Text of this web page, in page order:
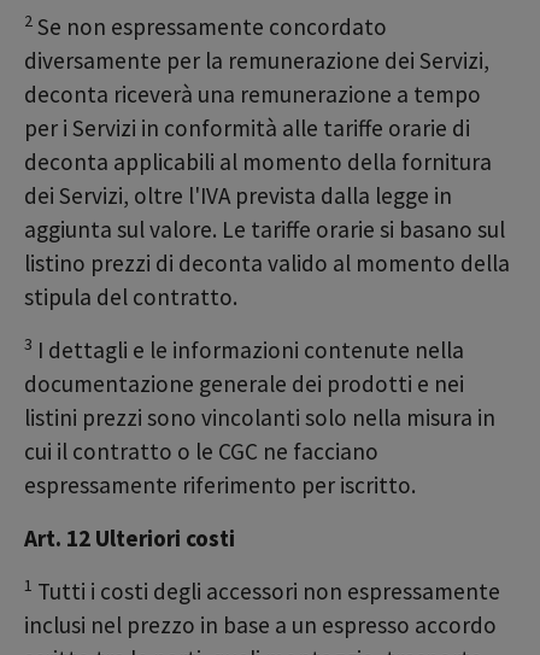
2 Se non espressamente concordato
diversamente per la remunerazione dei Servizi,
deconta riceverà una remunerazione a tempo
per i Servizi in conformità alle tariffe orarie di
deconta applicabili al momento della fornitura
dei Servizi, oltre l'IVA prevista dalla legge in
aggiunta sul valore. Le tariffe orarie si basano sul
listino prezzi di deconta valido al momento della
stipula del contratto.
3 I dettagli e le informazioni contenute nella
documentazione generale dei prodotti e nei
listini prezzi sono vincolanti solo nella misura in
cui il contratto o le CGC ne facciano
espressamente riferimento per iscritto.
Art. 12 Ulteriori costi
1 Tutti i costi degli accessori non espressamente
inclusi nel prezzo in base a un espresso accordo